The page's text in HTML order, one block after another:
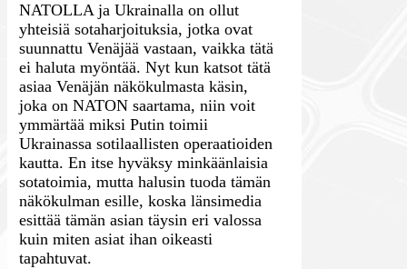
NATOLLA ja Ukrainalla on ollut
yhteisiä sotaharjoituksia, jotka ovat
suunnattu Venäjää vastaan, vaikka tätä
ei haluta myöntää. Nyt kun katsot tätä
asiaa Venäjän näkökulmasta käsin,
joka on NATON saartama, niin voit
ymmärtää miksi Putin toimii
Ukrainassa sotilaallisten operaatioiden
kautta. En itse hyväksy minkäänlaisia
sotatoimia, mutta halusin tuoda tämän
näkökulman esille, koska länsimedia
esittää tämän asian täysin eri valossa
kuin miten asiat ihan oikeasti
tapahtuvat.